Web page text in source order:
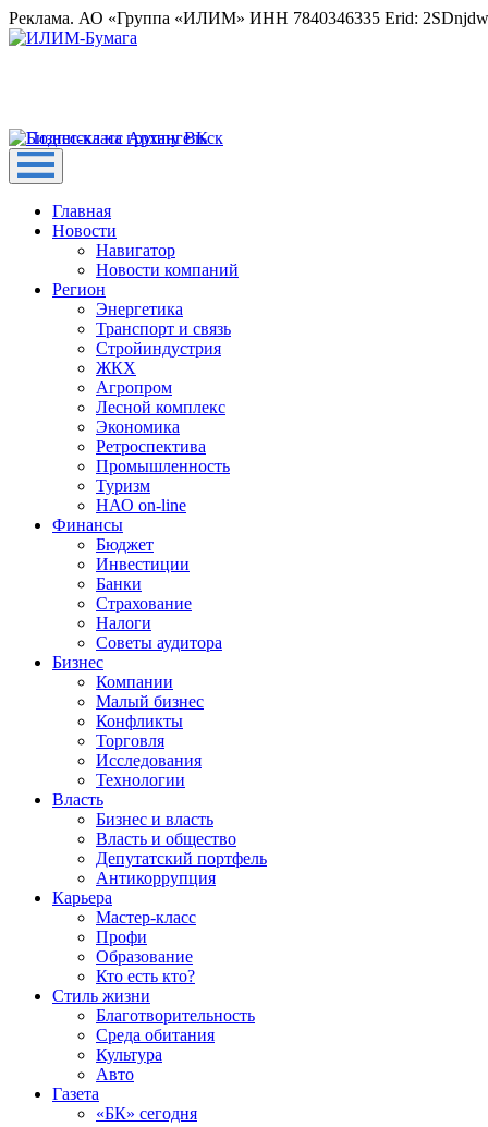
Реклама. АО «Группа «ИЛИМ» ИНН 7840346335 Erid:
Главная
Новости
Навигатор
Новости компаний
Регион
Энергетика
Транспорт и связь
Стройиндустрия
ЖКХ
Агропром
Лесной комплекс
Экономика
Ретроспектива
Промышленность
Туризм
НАО on-line
Финансы
Бюджет
Инвестиции
Банки
Страхование
Налоги
Советы аудитора
Бизнес
Компании
Малый бизнес
Конфликты
Торговля
Исследования
Технологии
Власть
Бизнес и власть
Власть и общество
Депутатский портфель
Антикоррупция
Карьера
Мастер-класс
Профи
Образование
Кто есть кто?
Стиль жизни
Благотворительность
Среда обитания
Культура
Авто
Газета
«БК» сегодня